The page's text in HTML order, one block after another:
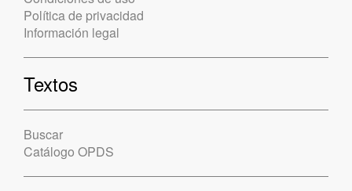
Política de privacidad
Información legal
Textos
Buscar
Catálogo OPDS